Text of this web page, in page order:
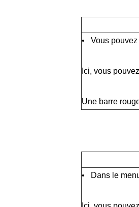
• Vous pouvez
Ici, vous
Une barre
• Dans le